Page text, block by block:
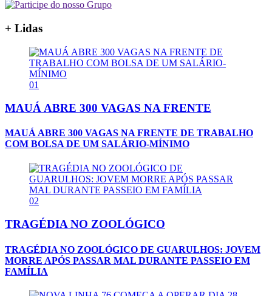
+ Lidas
01
MAUÁ ABRE 300 VAGAS NA FRENTE
MAUÁ ABRE 300 VAGAS NA FRENTE DE TRABALHO
COM BOLSA DE UM SALÁRIO-MÍNIMO
02
TRAGÉDIA NO ZOOLÓGICO
TRAGÉDIA NO ZOOLÓGICO DE GUARULHOS: JOVEM
MORRE APÓS PASSAR MAL DURANTE PASSEIO EM
FAMÍLIA